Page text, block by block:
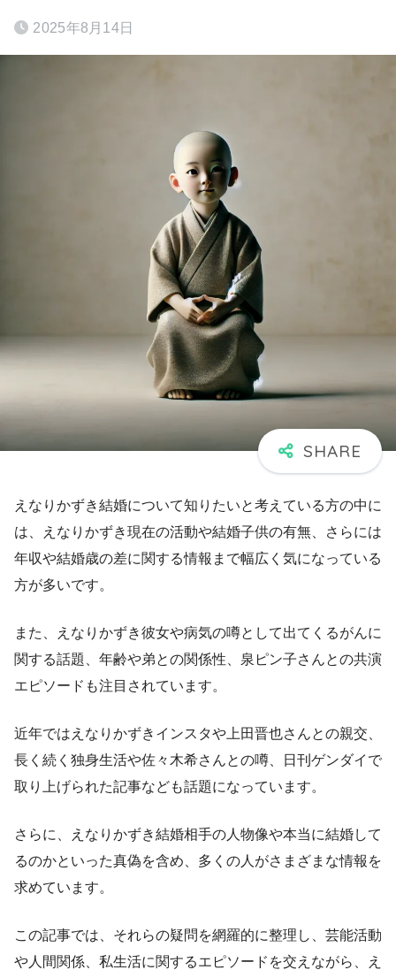
2025年8月14日
えなりかずき結婚について知りたいと考えている方の中に
は、えなりかずき現在の活動や結婚子供の有無、さらには
年収や結婚歳の差に関する情報まで幅広く気になっている
方が多いです。
また、えなりかずき彼女や病気の噂として出てくるがんに
関する話題、年齢や弟との関係性、泉ピン子さんとの共演
エピソードも注目されています。
近年ではえなりかずきインスタや上田晋也さんとの親交、
長く続く独身生活や佐々木希さんとの噂、日刊ゲンダイで
取り上げられた記事なども話題になっています。
さらに、えなりかずき結婚相手の人物像や本当に結婚して
るのかといった真偽を含め、多くの人がさまざまな情報を
求めています。
この記事では、それらの疑問を網羅的に整理し、芸能活動
や人間関係、私生活に関するエピソードを交えながら、え